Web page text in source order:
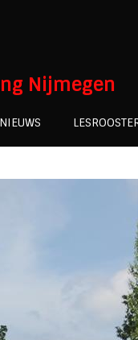
Nijmegen
NIEUWS